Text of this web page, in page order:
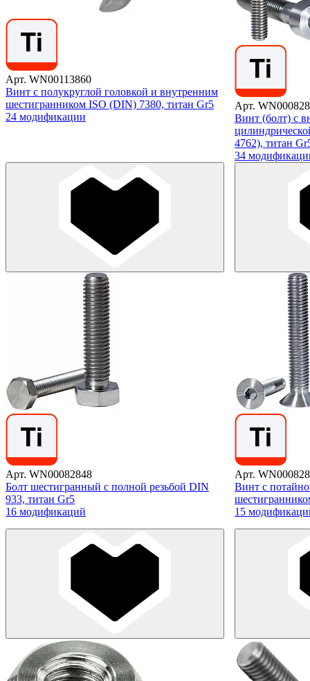
Арт. WN00113860
Винт с полукруглой головкой и внутренним
шестигранником ISO (DIN) 7380, титан Gr5
24 модификации
Арт.
Винт (болт) с
4762), титан
34
Арт. WN00082848
Болт шестигранный с полной резьбой DIN
933, титан Gr5
16 модификаций
Арт.
Винт с
15